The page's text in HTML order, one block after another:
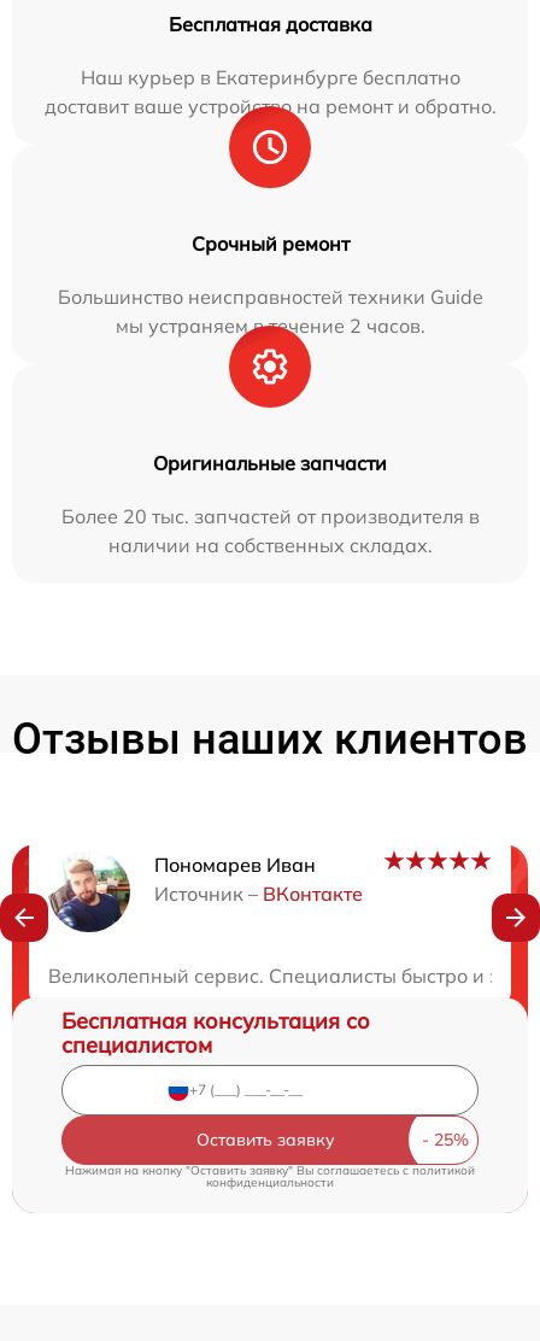
Бесплатная доставка
Наш курьер в Екатеринбурге бесплатно
доставит ваше устройство на ремонт и обратно.
Срочный ремонт
Большинство неисправностей техники Guide
мы устраняем в течение 2 часов.
Оригинальные запчасти
Более 20 тыс. запчастей от производителя в
наличии на собственных складах.
Отзывы наших клиентов
Пономарев Иван
Источник – ВКонтакте
Великолепный сервис. Специалисты быстро и
Нужна консультация?
Бесплатная консультация со
специалистом
Оставить заявку
Нажимая на кнопку "Оставить заявку" Вы соглашаетесь cполитикой
конфиденциальности